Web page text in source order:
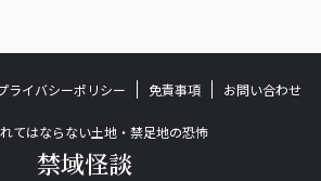
が、この一帯をただの橋では終わ
ライバシーポリシー 免責事項 お問い合わせ
てはならない土地・禁足地の恐怖
禁域怪談